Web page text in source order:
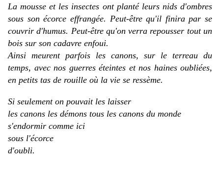
La mousse et les insectes ont planté leurs nids d'ombres
sous son écorce effrangée. Peut-être qu'il finira par se
couvrir d'humus. Peut-être qu'on verra repousser tout un
bois sur son cadavre enfoui.
Ainsi meurent parfois les canons, sur le terreau du
temps, avec nos guerres éteintes et nos haines oubliées,
en petits tas de rouille où la vie se ressème.
Si seulement on pouvait les laisser
les canons les démons tous les canons du monde
s'endormir comme ici
sous l'écorce
d'oubli.